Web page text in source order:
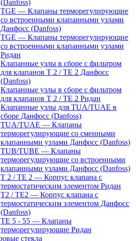
(Danfoss)
TGE — Клапаны терморегулирующие
со встроенными клапанными узлами
Данфосс (Danfoss)
TGE — Клапаны терморегулирующие
со встроенными клапанными узлами
Ридан
Клапанные узлы в сборе с фильтром
для клапанов T 2 / TE 2 Данфосс
(Danfoss)
Клапанные узлы в сборе с фильтром
для клапанов T 2 / TE 2 Ридан
Клапанные узлы для TUA/TUAE в
сборе Данфосс (Danfoss)
TUA/TUAE — Клапаны
терморегулирующие со сменными
клапанными узлами Данфосс (Danfoss)
TUB/TUBE — Клапаны
терморегулирующие со встроенными
клапанными узлами Данфосс (Danfoss)
T 2 / TE 2 — Корпус клапана с
термостатическим элементом Ридан
T2 / TE2 — Корпус клапана с
термостатическим элементом Данфосс
(Danfoss)
TE 5 - 55 — Клапаны
терморегулирующие Ридан
стекла